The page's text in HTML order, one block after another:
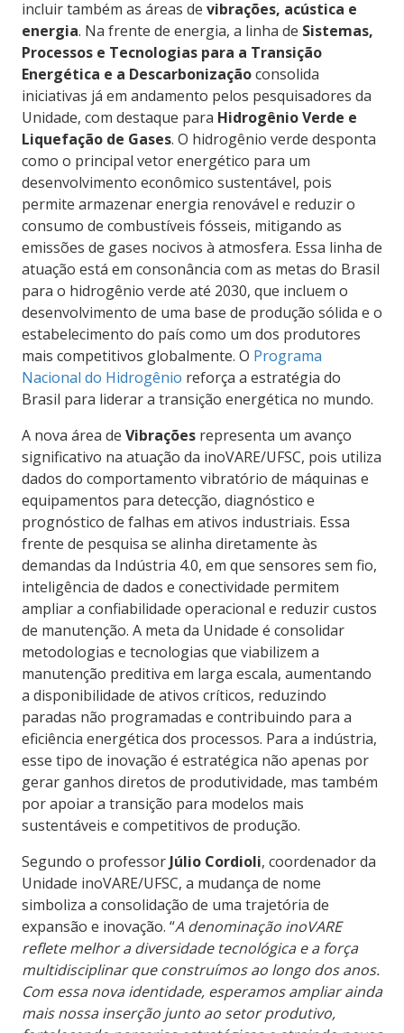
incluir também as áreas de vibrações, acústica e
energia. Na frente de energia, a linha de Sistemas,
Processos e Tecnologias para a Transição
Energética e a Descarbonizaçãoconsolida
iniciativas já em andamento pelos pesquisadores da
Unidade, com destaque para Hidrogênio Verde e
Liquefação de Gases. O hidrogênio verde desponta
como o principal vetor energético para um
desenvolvimento econômico sustentável, pois
permite armazenar energia renovável e reduzir o
consumo de combustíveis fósseis, mitigando as
emissões de gases nocivos à atmosfera. Essa linha de
atuação está em consonância com as metas do Brasil
para o hidrogênio verde até 2030, que incluem o
desenvolvimento de uma base de produção sólida e o
estabelecimento do país como um dos produtores
mais competitivos globalmente. O Programa
Nacional do Hidrogênio reforça a estratégia do
Brasil para liderar a transição energética no mundo.
A nova área de Vibrações representa um avanço
significativo na atuação da inoVARE/UFSC, pois utiliza
dados do comportamento vibratório de máquinas e
equipamentos para detecção, diagnóstico e
prognóstico de falhas em ativos industriais. Essa
frente de pesquisa se alinha diretamente às
demandas da Indústria 4.0, em que sensores sem fio,
inteligência de dados e conectividade permitem
ampliar a confiabilidade operacional e reduzir custos
de manutenção. A meta da Unidade é consolidar
metodologias e tecnologias que viabilizem a
manutenção preditiva em larga escala, aumentando
a disponibilidade de ativos críticos, reduzindo
paradas não programadas e contribuindo para a
eficiência energética dos processos. Para a indústria,
esse tipo de inovação é estratégica não apenas por
gerar ganhos diretos de produtividade, mas também
por apoiar a transição para modelos mais
sustentáveis e competitivos de produção.
Segundo o professor Júlio Cordioli, coordenador da
Unidade inoVARE/UFSC, a mudança de nome
simboliza a consolidação de uma trajetória de
expansão e inovação. “A denominação inoVARE
reflete melhor a diversidade tecnológica e a força
multidisciplinar que construímos ao longo dos anos.
Com essa nova identidade, esperamos ampliar ainda
mais nossa inserção junto ao setor produtivo,